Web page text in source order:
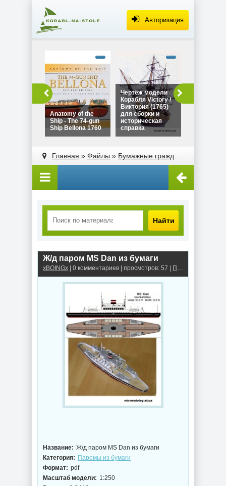
Авторизация
Ship - The 74-gun
Ship Bellona 1760"
height="180">
Anatomy of the
Ship - The 74-gun
Ship Bellona 1760
Виктория (1765)
для сборки и
width="320"
Чертёж модели
Корабля Victory /
Виктория (1765)
для сборки и
историческая
справка
width="320"
Главная » Файлы » Бумажные гражданские корабли
Найти
Ж/д паром MS Dan из бумаги
xBOINGx | 0 комментариев | просмотров: 57 | Паромы из бумаги
Название: Ж/д паром MS Dan из бумаги
Категория: Паромы из бумаги
Формат: pdf
Масштаб модели: 1:250